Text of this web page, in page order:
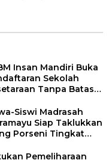
Insan Mandiri Buka
Sekolah
Tanpa Batas
Siswi Madrasah
Siap Taklukkan
Porseni Tingkat
Pemeliharaan